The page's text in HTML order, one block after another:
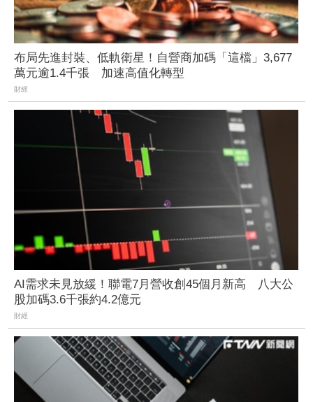
布局先進封裝、低軌衛星！自營商加碼「這檔」3,677
萬元逾1.4千張 加速高值化轉型
財經
AI需求未見放緩！聯電7月營收創45個月新高 八大公
股加碼3.6千張約4.2億元
財經